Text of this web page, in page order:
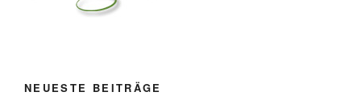
NEUESTE BEITRÄGE